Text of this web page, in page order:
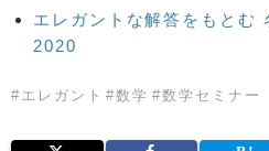
エレガントな解答をもとむ
2020
# エレガント #数学 #数学セミナー